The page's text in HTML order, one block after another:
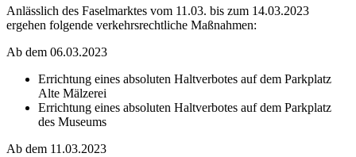
Anlässlich des Faselmarktes vom 11.03. bis zum 14.03.2023
ergehen folgende verkehrsrechtliche Maßnahmen:
Ab dem 06.03.2023
Errichtung eines absoluten Haltverbotes auf dem Parkplatz
Alte Mälzerei
Errichtung eines absoluten Haltverbotes auf dem Parkplatz
des Museums
Ab dem 11.03.2023